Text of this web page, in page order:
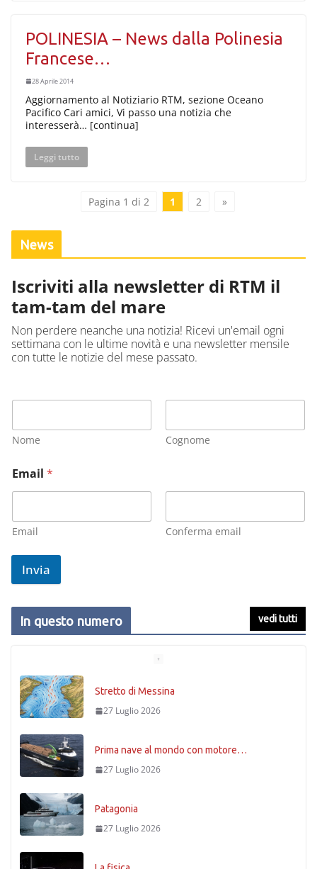
POLINESIA – News dalla Polinesia
Francese…
28 Aprile 2014
Aggiornamento al Notiziario RTM, sezione Oceano
Pacifico Cari amici, Vi passo una notizia che
interesserà… [continua]
Leggi tutto
Pagina 1 di 2 1 2 »
News
Iscriviti alla newsletter di RTM il
tam-tam del mare
Non perdere neanche una notizia! Ricevi un'email ogni
settimana con le ultime novità e una newsletter mensile
con tutte le notizie del mese passato.
Nome Cognome
Email *
Email Conferma email
Invia
In questo numero vedi tutti
Prima nave al mondo con motore…
27 Luglio 2026
Patagonia
27 Luglio 2026
La fisica
27 Luglio 2026